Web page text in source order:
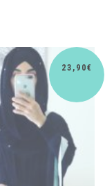
30,90€